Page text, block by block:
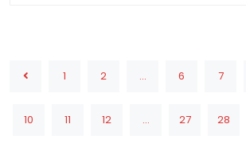
1 2 ... 6 7
10 11 12 ... 27 28